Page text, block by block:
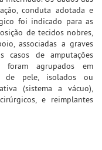
conduta adotada e
foi indicado para as
de tecidos nobres,
associadas a graves
casos de amputações
foram agrupados em
de pele, isolados ou
(sistema a vácuo),
e reimplantes